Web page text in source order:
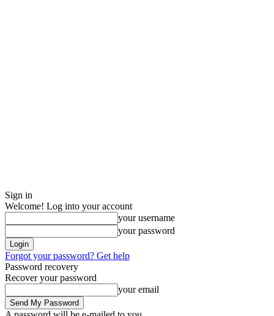
Sign in
Welcome! Log into your account
your username
your password
Forgot your password? Get help
Password recovery
Recover your password
your email